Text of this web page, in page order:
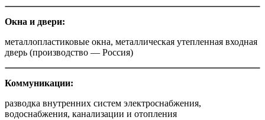
Окна и двери:
металлопластиковые окна, металлическая утепленная входная
дверь (производство — Россия)
Коммуникации:
разводка внутренних систем электроснабжения,
водоснабжения, канализации и отопления